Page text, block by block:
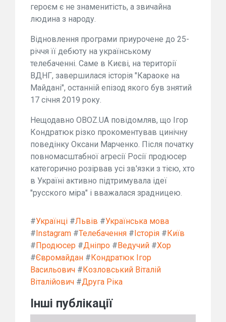
героєм є не знаменитість, а звичайна
людина з народу.
Відновлення програми приурочене до 25-
річчя її дебюту на українському
телебаченні. Саме в Києві, на території
ВДНГ, завершилася історія "Караоке на
Майдані", останній епізод якого був знятий
17 січня 2019 року.
Нещодавно OBOZ.UA повідомляв, що Ігор
Кондратюк різко прокоментував цинічну
поведінку Оксани Марченко. Після початку
повномасштабної агресії Росії продюсер
категорично розірвав усі зв'язки з тією, хто
в Україні активно підтримувала ідеї
"русского міра" і вважалася зрадницею.
#Українці #Львів #Українська мова
#Instagram #Телебачення #Історія #Київ
#Продюсер #Дніпро #Ведучий #Хор
#Євромайдан #Кондратюк Ігор
Васильович #Козловський Віталій
Віталійович #Друга Ріка
Інші публікації